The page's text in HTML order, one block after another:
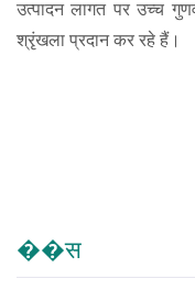
उत्पादन लागत पर उच्च
श्रृंखला प्रदान कर रहे हैं।
��स